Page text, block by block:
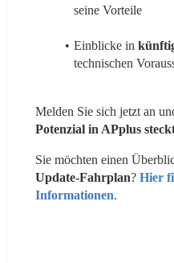
seine Vorteile
Einblicke in
technischen
Melden Sie sich jetzt an
Potenzial in APplus
Sie möchten einen
Update-Fahrplan? Hier
Informationen.